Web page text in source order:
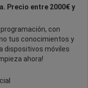
Precio entre 2000€ y
con
tus conocimientos y
dispositivos móviles
ahora!